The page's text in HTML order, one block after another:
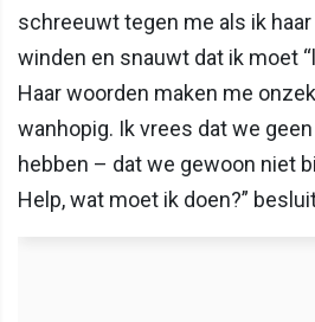
schreeuwt tegen me als ik
winden en snauwt dat ik moet
Haar woorden maken me
wanhopig. Ik vrees dat we
hebben – dat we gewoon niet
Help, wat moet ik doen?”